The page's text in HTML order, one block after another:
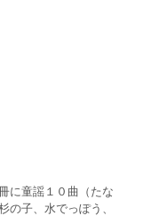
に童謡１０曲（たな
の子、水でっぽう、